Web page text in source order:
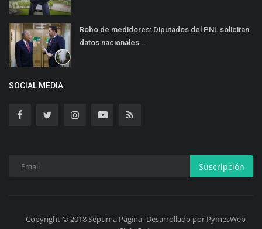
Robo de medidores: Diputados del PNL solicitan
datos nacionales...
SOCIAL MEDIA
Suscripción
Copyright © 2018 Séptima Página- Desarrollado por PymesWeb